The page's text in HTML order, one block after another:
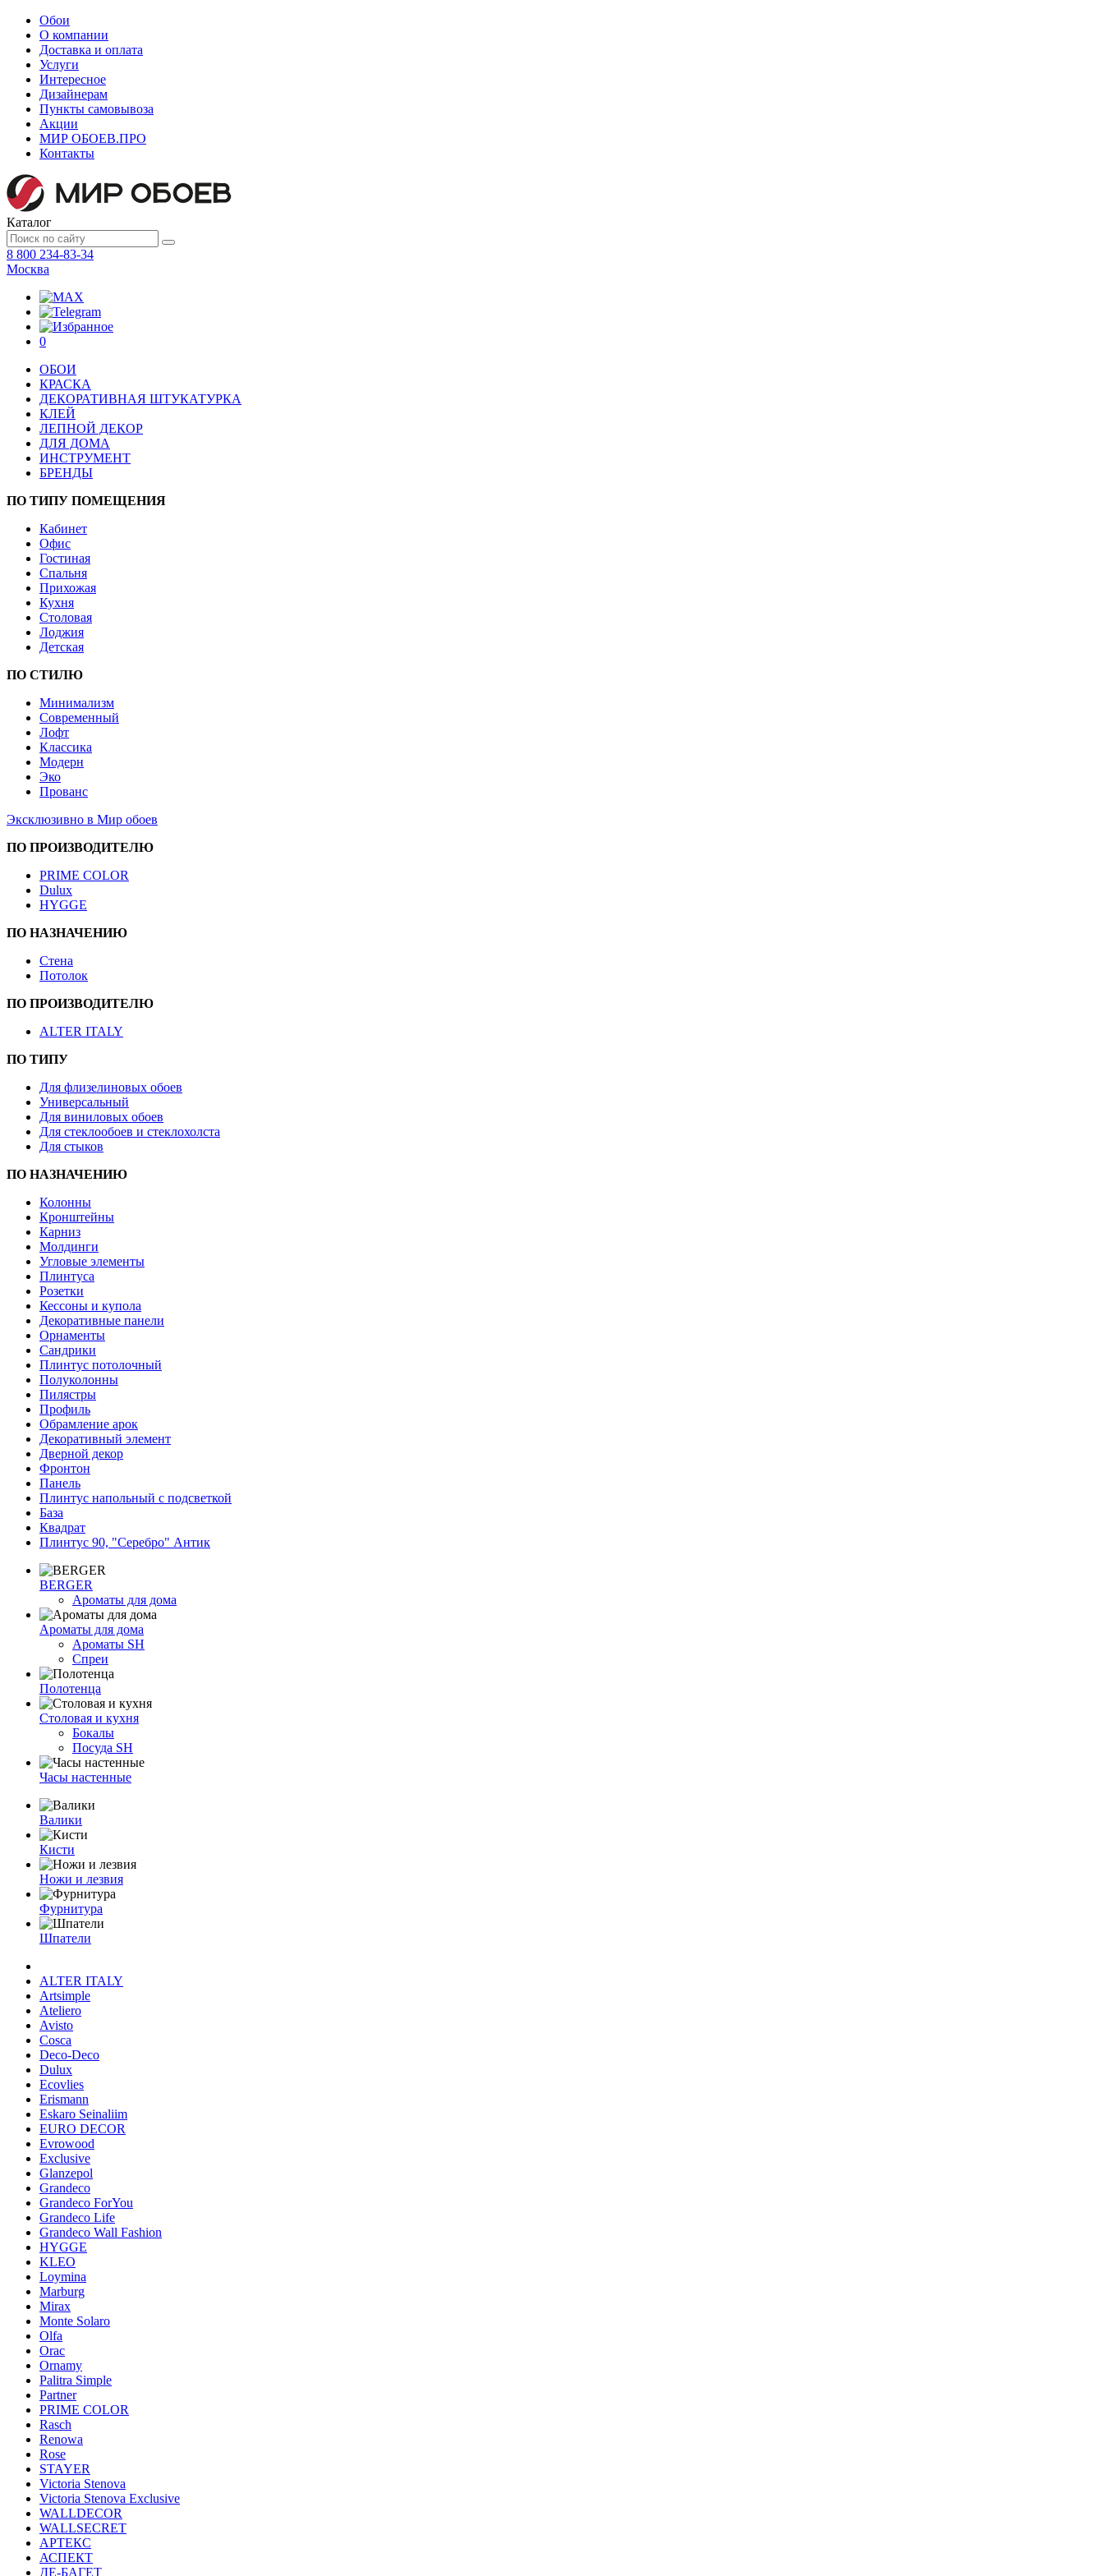
Обои
О компании
Доставка и оплата
Услуги
Интересное
Дизайнерам
Пункты самовывоза
Акции
МИР ОБОЕВ.ПРО
Контакты
Каталог
8 800 234-83-34
Москва
0
ОБОИ
КРАСКА
ДЕКОРАТИВНАЯ ШТУКАТУРКА
КЛЕЙ
ЛЕПНОЙ ДЕКОР
ДЛЯ ДОМА
ИНСТРУМЕНТ
БРЕНДЫ
ПО ТИПУ ПОМЕЩЕНИЯ
Кабинет
Офис
Гостиная
Спальня
Прихожая
Кухня
Столовая
Лоджия
Детская
ПО СТИЛЮ
Минимализм
Современный
Лофт
Классика
Модерн
Эко
Прованс
Эксклюзивно в Мир обоев
ПО ПРОИЗВОДИТЕЛЮ
PRIME COLOR
Dulux
HYGGE
ПО НАЗНАЧЕНИЮ
Стена
Потолок
ПО ПРОИЗВОДИТЕЛЮ
ALTER ITALY
ПО ТИПУ
Для флизелиновых обоев
Универсальный
Для виниловых обоев
Для стеклообоев и стеклохолста
Для стыков
ПО НАЗНАЧЕНИЮ
Колонны
Кронштейны
Карниз
Молдинги
Угловые элементы
Плинтуса
Розетки
Кессоны и купола
Декоративные панели
Орнаменты
Сандрики
Плинтус потолочный
Полуколонны
Пилястры
Профиль
Обрамление арок
Декоративный элемент
Дверной декор
Фронтон
Панель
Плинтус напольный с подсветкой
База
Квадрат
Плинтус 90, "Серебро" Антик
BERGER
Ароматы для дома
Ароматы для дома
Ароматы SH
Спреи
Полотенца
Столовая и кухня
Бокалы
Посуда SH
Часы настенные
Валики
Кисти
Ножи и лезвия
Фурнитура
Шпатели
ALTER ITALY
Artsimple
Ateliero
Avisto
Cosca
Deco-Deco
Dulux
Ecovlies
Erismann
Eskaro Seinaliim
EURO DECOR
Evrowood
Exclusive
Glanzepol
Grandeco
Grandeco ForYou
Grandeco Life
Grandeco Wall Fashion
HYGGE
KLEO
Loymina
Marburg
Mirax
Monte Solaro
Olfa
Orac
Ornamy
Palitra Simple
Partner
PRIME COLOR
Rasch
Renowa
Rose
STAYER
Victoria Stenova
Victoria Stenova Exclusive
WALLDECOR
WALLSECRET
АРТЕКС
АСПЕКТ
ДЕ-БАГЕТ